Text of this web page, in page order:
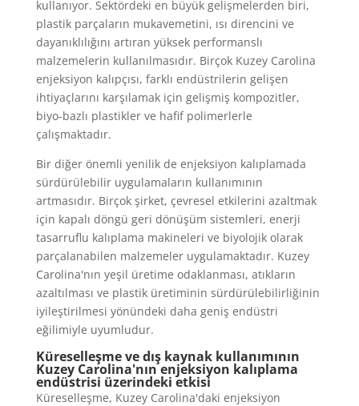
kullanıyor. Sektördeki en büyük gelişmelerden biri,
plastik parçaların mukavemetini, ısı direncini ve
dayanıklılığını artıran yüksek performanslı
malzemelerin kullanılmasıdır. Birçok Kuzey Carolina
enjeksiyon kalıpçısı, farklı endüstrilerin gelişen
ihtiyaçlarını karşılamak için gelişmiş kompozitler,
biyo-bazlı plastikler ve hafif polimerlerle
çalışmaktadır.
Bir diğer önemli yenilik de enjeksiyon kalıplamada
sürdürülebilir uygulamaların kullanımının
artmasıdır. Birçok şirket, çevresel etkilerini azaltmak
için kapalı döngü geri dönüşüm sistemleri, enerji
tasarruflu kalıplama makineleri ve biyolojik olarak
parçalanabilen malzemeler uygulamaktadır. Kuzey
Carolina'nın yeşil üretime odaklanması, atıkların
azaltılması ve plastik üretiminin sürdürülebilirliğinin
iyileştirilmesi yönündeki daha geniş endüstri
eğilimiyle uyumludur.
Küreselleşme ve dış kaynak kullanımının
Kuzey Carolina'nın enjeksiyon kalıplama
endüstrisi üzerindeki etkisi
Küreselleşme, Kuzey Carolina'daki enjeksiyon